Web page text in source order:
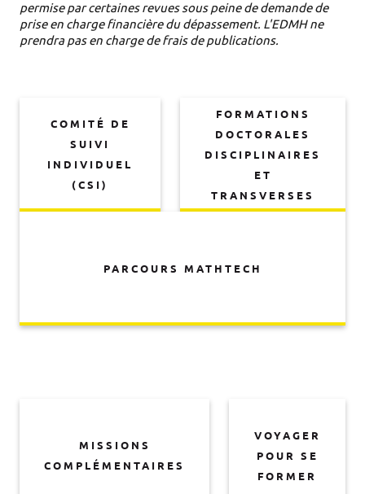
permise par certaines revues sous peine de demande de
prise en charge financière du dépassement. L'EDMH ne
prendra pas en charge de frais de publications.
COMITÉ DE
SUIVI
INDIVIDUEL
(CSI)
FORMATIONS
DOCTORALES
DISCIPLINAIRES
ET
TRANSVERSES
PARCOURS MATHTECH
MISSIONS
COMPLÉMENTAIRES
VOYAGER
POUR SE
FORMER